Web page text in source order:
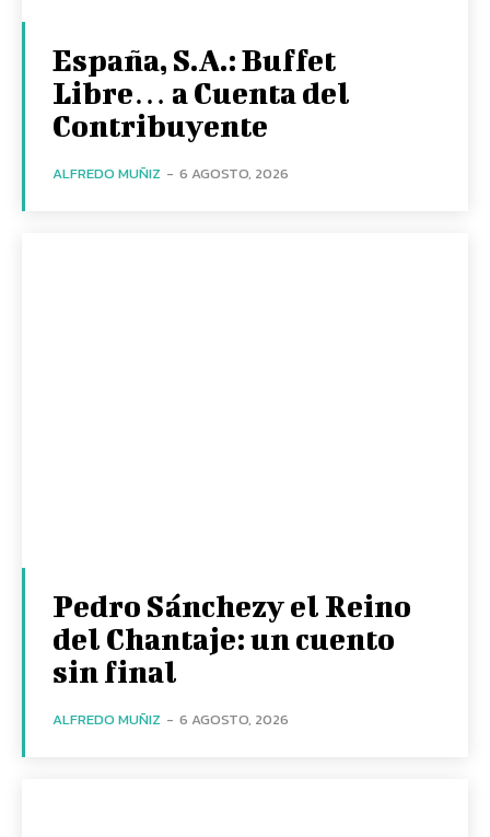
España, S.A.: Buffet
Libre… a Cuenta del
Contribuyente
ALFREDO MUÑIZ - 6 AGOSTO, 2026
Pedro Sánchezy el Reino
del Chantaje: un cuento
sin final
ALFREDO MUÑIZ - 6 AGOSTO, 2026